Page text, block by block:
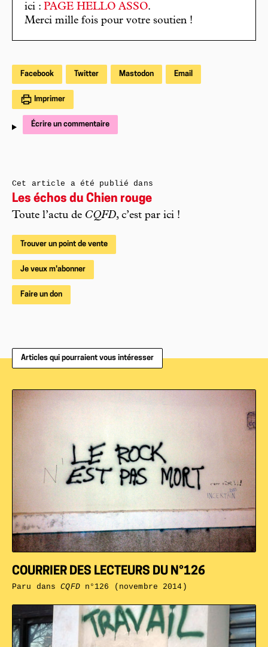
ici : PAGE HELLO ASSO.
Merci mille fois pour votre soutien !
Facebook Twitter Mastodon Email
Imprimer
Écrire un commentaire
Cet article a été publié dans
Les échos du Chien rouge
Toute l’actu de CQFD, c’est par ici !
Trouver un point de vente
Je veux m'abonner
Faire un don
Articles qui pourraient vous intéresser
COURRIER DES LECTEURS DU N°126
Paru dansCQFDn°126 (novembre 2014)